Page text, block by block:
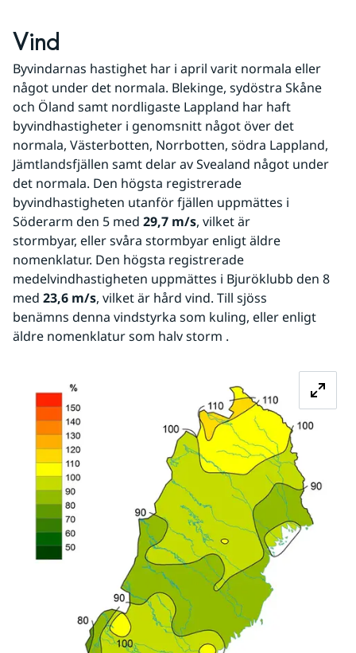
Vind
Byvindarnas hastighet har i april varit normala eller
något under det normala. Blekinge, sydöstra Skåne
och Öland samt nordligaste Lappland har haft
byvindhastigheter i genomsnitt något över det
normala, Västerbotten, Norrbotten, södra Lappland,
Jämtlandsfjällen samt delar av Svealand något under
det normala. Den högsta registrerade
byvindhastigheten utanför fjällen uppmättes i
Söderarm den 5 med 29,7 m/s, vilket är
stormbyar, eller svåra stormbyar enligt äldre
nomenklatur. Den högsta registrerade
medelvindhastigheten uppmättes i Bjuröklubb den 8
med 23,6 m/s, vilket är hård vind. Till sjöss
benämns denna vindstyrka som kuling, eller enligt
äldre nomenklatur som halv storm .